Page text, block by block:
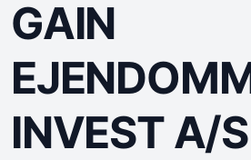
GAIN
INVEST A/S